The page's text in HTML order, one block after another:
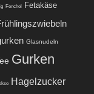
Fenchel Fetakäse
Glasnudeln
Gurken
Hagelzucker